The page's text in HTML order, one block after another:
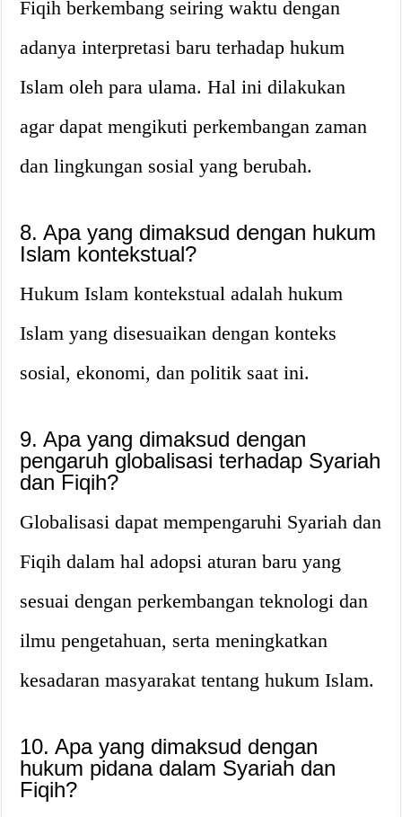
Fiqih berkembang seiring waktu dengan
adanya interpretasi baru terhadap hukum
Islam oleh para ulama. Hal ini dilakukan
agar dapat mengikuti perkembangan zaman
dan lingkungan sosial yang berubah.
8. Apa yang dimaksud dengan hukum
Islam kontekstual?
Hukum Islam kontekstual adalah hukum
Islam yang disesuaikan dengan konteks
sosial, ekonomi, dan politik saat ini.
9. Apa yang dimaksud dengan
pengaruh globalisasi terhadap Syariah
dan Fiqih?
Globalisasi dapat mempengaruhi Syariah dan
Fiqih dalam hal adopsi aturan baru yang
sesuai dengan perkembangan teknologi dan
ilmu pengetahuan, serta meningkatkan
kesadaran masyarakat tentang hukum Islam.
10. Apa yang dimaksud dengan
hukum pidana dalam Syariah dan
Fiqih?